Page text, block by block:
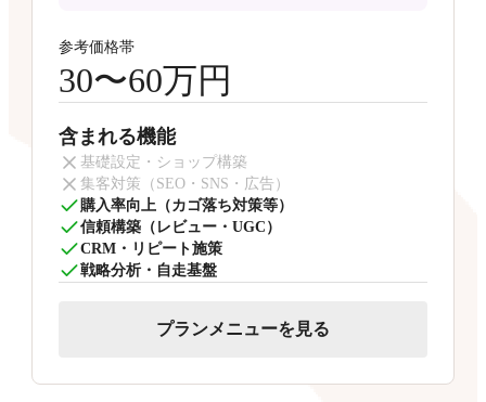
参考価格帯
30〜60万円
含まれる機能
基礎設定・ショップ構築
集客対策（SEO・SNS・広告）
購入率向上（カゴ落ち対策等）
信頼構築（レビュー・UGC）
CRM・リピート施策
戦略分析・自走基盤
プランメニューを見る